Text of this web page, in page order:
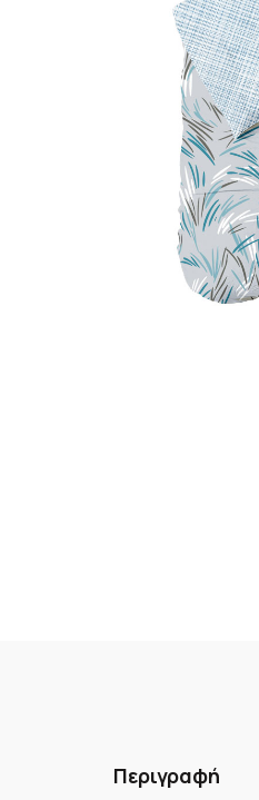
Περιγραφή